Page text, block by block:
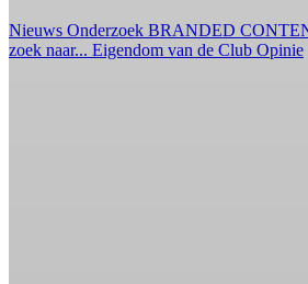
Nieuws Onderzoek BRANDED
zoek naar... Eigendom van de Club Opinie